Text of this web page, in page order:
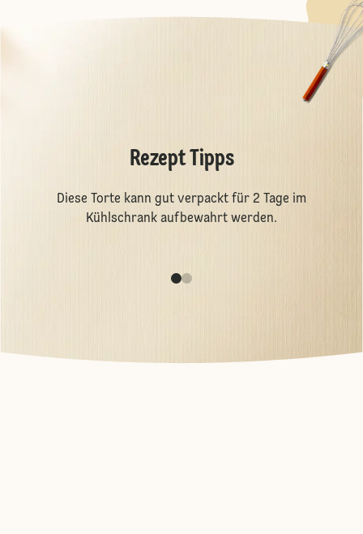
Rezept Tipps
Diese Torte kann gut verpackt für 2 Tage im
Kühlschrank aufbewahrt werden.